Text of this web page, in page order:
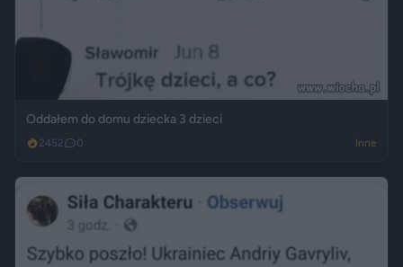
Oddałem do domu dziecka 3 dzieci
2452 0 Inne